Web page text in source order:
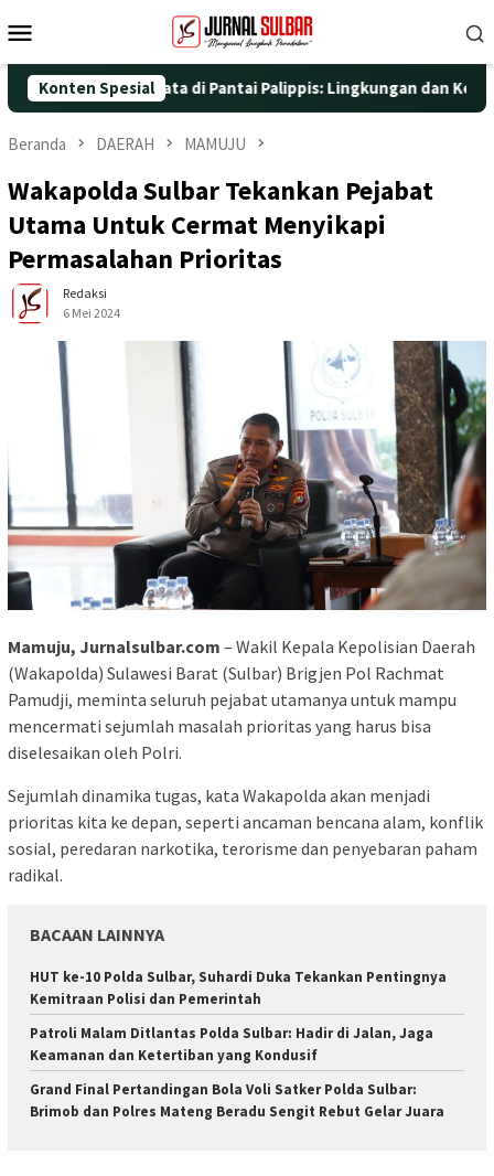
ke
Mobile
Konten Spesial
Aksi Nyata di Pantai Palippis: Lingkungan dan Kesehatan
Beranda DAERAH MAMUJU
Wakapolda Sulbar Tekankan Pejabat
Utama Untuk Cermat Menyikapi
Permasalahan Prioritas
Redaksi
6 Mei 2024
Mamuju, Jurnalsulbar.com – Wakil Kepala Kepolisian Daerah
(Wakapolda) Sulawesi Barat (Sulbar) Brigjen Pol Rachmat
Pamudji, meminta seluruh pejabat utamanya untuk mampu
mencermati sejumlah masalah prioritas yang harus bisa
diselesaikan oleh Polri.
Sejumlah dinamika tugas, kata Wakapolda akan menjadi
prioritas kita ke depan, seperti ancaman bencana alam, konflik
sosial, peredaran narkotika, terorisme dan penyebaran paham
radikal.
BACAAN LAINNYA
HUT ke-10 Polda Sulbar, Suhardi Duka Tekankan Pentingnya
Kemitraan Polisi dan Pemerintah
Patroli Malam Ditlantas Polda Sulbar: Hadir di Jalan, Jaga
Keamanan dan Ketertiban yang Kondusif
Grand Final Pertandingan Bola Voli Satker Polda Sulbar:
Brimob dan Polres Mateng Beradu Sengit Rebut Gelar Juara